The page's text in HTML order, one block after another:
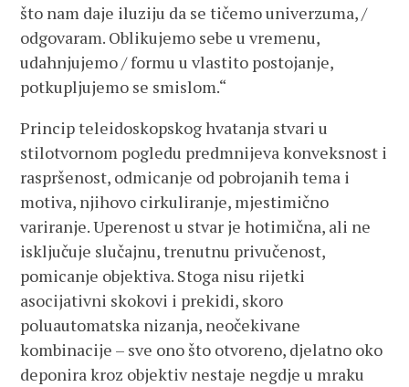
što nam daje iluziju da se tičemo univerzuma, /
odgovaram. Oblikujemo sebe u vremenu,
udahnjujemo / formu u vlastito postojanje,
potkupljujemo se smislom.“
Princip teleidoskopskog hvatanja stvari u
stilotvornom pogledu predmnijeva konveksnost i
raspršenost, odmicanje od pobrojanih tema i
motiva, njihovo cirkuliranje, mjestimično
variranje. Uperenost u stvar je hotimična, ali ne
isključuje slučajnu, trenutnu privučenost,
pomicanje objektiva. Stoga nisu rijetki
asocijativni skokovi i prekidi, skoro
poluautomatska nizanja, neočekivane
kombinacije – sve ono što otvoreno, djelatno oko
deponira kroz objektiv nestaje negdje u mraku